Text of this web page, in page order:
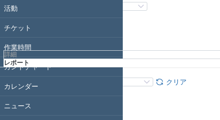
活動
チケット
作業時間
ガントチャート
カレンダー
ニュース
フィルタ追加
適用
詳細
レポート
クリア